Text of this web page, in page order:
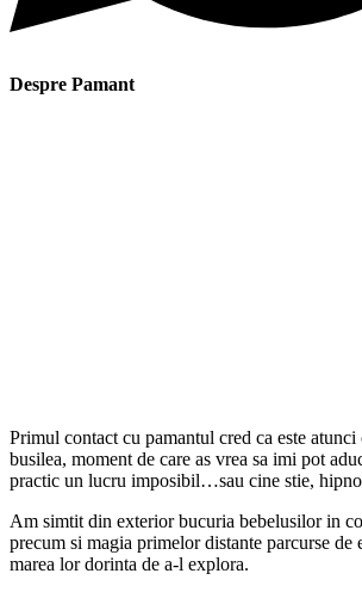
Despre Pamant
Primul contact cu pamantul cred ca este atunci
busilea, moment de care as vrea sa imi pot
practic un lucru imposibil…sau cine stie,
Am simtit din exterior bucuria bebelusilor in
precum si magia primelor distante parcurse de
marea lor dorinta de a-l explora.